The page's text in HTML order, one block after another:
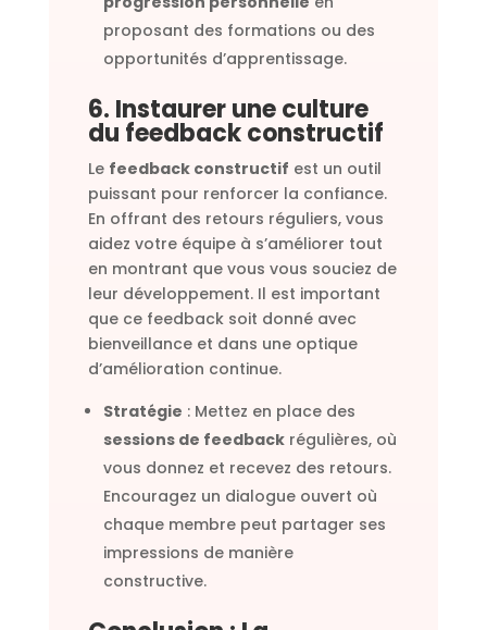
proposant des formations ou des
opportunités d’apprentissage.
6. Instaurer une culture
du feedback constructif
Le feedback constructif est un outil
puissant pour renforcer la confiance.
En offrant des retours réguliers, vous
aidez votre équipe à s’améliorer tout
en montrant que vous vous souciez de
leur développement. Il est important
que ce feedback soit donné avec
bienveillance et dans une optique
d’amélioration continue.
Stratégie : Mettez en place des
sessions de feedbackrégulières, où
vous donnez et recevez des retours.
Encouragez un dialogue ouvert où
chaque membre peut partager ses
impressions de manière
constructive.